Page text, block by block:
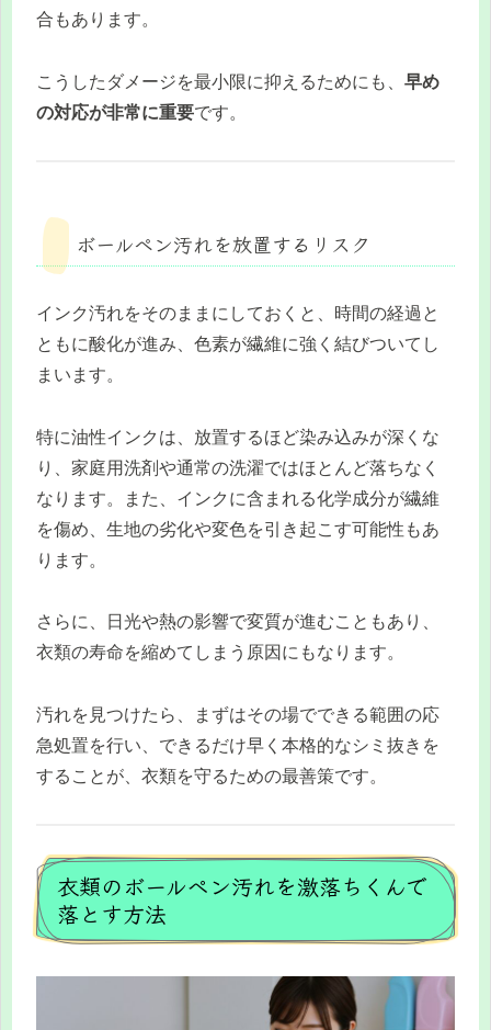
合もあります。
こうしたダメージを最小限に抑えるためにも、 早め
の対応が非常に重要です。
ボールペン汚れを放置するリスク
インク汚れをそのままにしておくと、時間の経過と
ともに酸化が進み、色素が繊維に強く結びついてし
まいます。
特に油性インクは、放置するほど染み込みが深くな
り、家庭用洗剤や通常の洗濯ではほとんど落ちなく
なります。また、インクに含まれる化学成分が繊維
を傷め、生地の劣化や変色を引き起こす可能性もあ
ります。
さらに、日光や熱の影響で変質が進むこともあり、
衣類の寿命を縮めてしまう原因にもなります。
汚れを見つけたら、まずはその場でできる範囲の応
急処置を行い、できるだけ早く本格的なシミ抜きを
することが、衣類を守るための最善策です。
衣類のボールペン汚れを激落ちくんで
落とす方法